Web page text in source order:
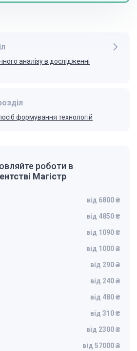
формування технологій
аналізу в дослідженні
роботи в
Магістр
від 6800 ₴
від 4850 ₴
від 1090 ₴
від 1000 ₴
від 290 ₴
від 240 ₴
від 480 ₴
від 310 ₴
від 2300 ₴
від 57000 ₴